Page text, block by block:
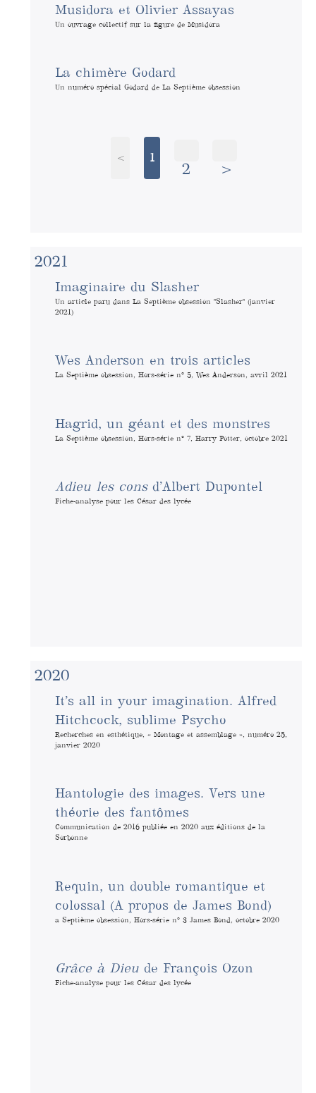
Musidora et Olivier Assayas
Un ouvrage collectif sur la figure de Musidora
La chimère Godard
Un numéro spécial Godard de La Septième obsession
< 1
2 >
2021
Imaginaire du Slasher
Un article paru dans La Septième obsession "Slasher" (janvier
2021)
Wes Anderson en trois articles
La Septième obsession, Hors-série n° 5, Wes Anderson, avril 2021
Hagrid, un géant et des monstres
La Septième obsession, Hors-série n° 7, Harry Potter, octobre 2021
Adieu les consd’Albert Dupontel
Fiche-analyse pour les César des lycée
2020
It’s all in your imagination. Alfred
Hitchcock, sublime Psycho
Recherches en esthétique, « Montage et assemblage », numéro 25,
janvier 2020
Hantologie des images. Vers une
théorie des fantômes
Communication de 2016 publiée en 2020 aux éditions de la
Sorbonne
Requin, un double romantique et
colossal (A propos de James Bond)
a Septième obsession, Hors-série n° 3 James Bond, octobre 2020
Grâce à Dieude François Ozon
Fiche-analyse pour les César des lycée